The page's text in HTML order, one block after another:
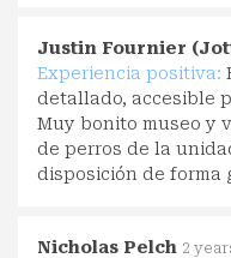
Justin Fournier
Experiencia positiva:
detallado, accesible
Muy bonito museo y
de perros de la
disposición de forma
Nicholas Pelch 2